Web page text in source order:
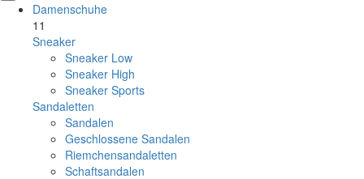
Damenschuhe
11
Sneaker
Sneaker Low
Sneaker High
Sneaker Sports
Sandaletten
Sandalen
Geschlossene Sandalen
Riemchensandaletten
Schaftsandalen